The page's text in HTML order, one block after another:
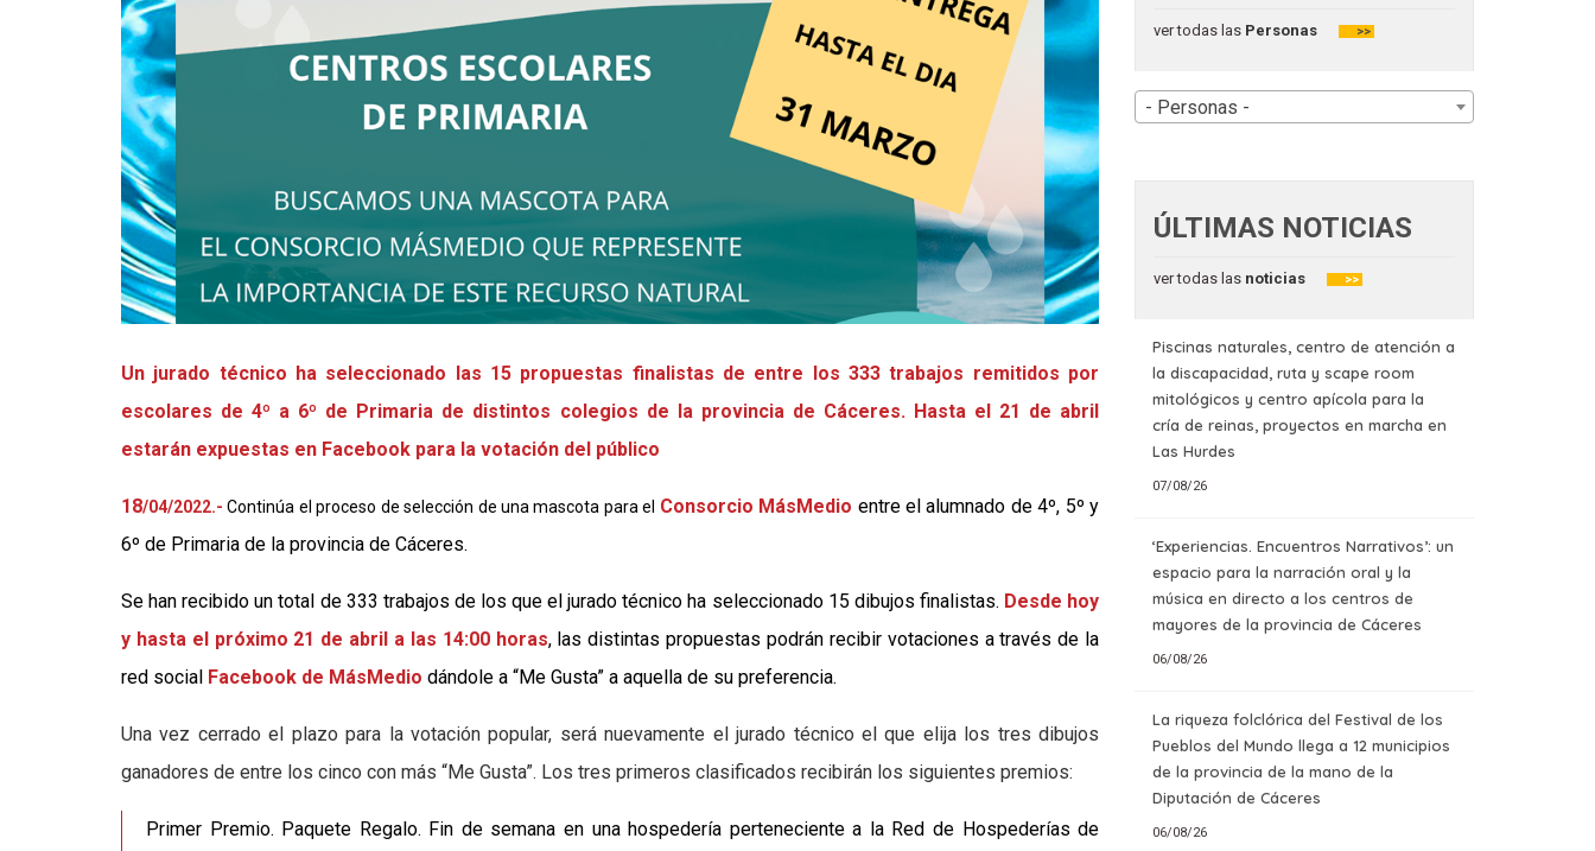
Un jurado técnico ha seleccionado las 15 propuestas finalistas de entre los 333 trabajos remitidos por
escolares de 4º a 6º de Primaria de distintos colegios de la provincia de Cáceres. Hasta el 21 de abril
estarán expuestas en Facebook para la votación del público
18/04/2022.- Continúa el proceso de selección de una mascota para el Consorcio MásMedio entre el alumnado de 4º, 5º y
6º de Primaria de la provincia de Cáceres.
Se han recibido un total de 333 trabajos de los que el jurado técnico ha seleccionado 15 dibujos finalistas. Desde hoy
y hasta el próximo 21 de abril a las 14:00 horas, las distintas propuestas podrán recibir votaciones a través de la
red social Facebook de MásMedio dándole a “Me Gusta” a aquella de su preferencia.
Una vez cerrado el plazo para la votación popular, será nuevamente el jurado técnico el que elija los tres dibujos
ganadores de entre los cinco con más “Me Gusta”. Los tres primeros clasificados recibirán los siguientes premios:
Primer Premio. Paquete Regalo. Fin de semana en una hospedería perteneciente a la Red de Hospederías de
ver todas las Personas >>
- Personas -
ÚLTIMAS NOTICIAS
ver todas las noticias >>
Piscinas naturales, centro de atención a
la discapacidad, ruta y scape room
mitológicos y centro apícola para la
cría de reinas, proyectos en marcha en
Las Hurdes
07/08/26
‘Experiencias. Encuentros Narrativos’: un
espacio para la narración oral y la
música en directo a los centros de
mayores de la provincia de Cáceres
06/08/26
La riqueza folclórica del Festival de los
Pueblos del Mundo llega a 12 municipios
de la provincia de la mano de la
Diputación de Cáceres
06/08/26